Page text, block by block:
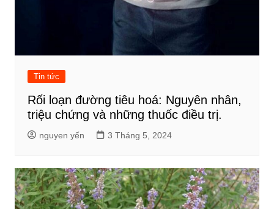
Tin tức
Rối loạn đường tiêu hoá: Nguyên nhân,
triệu chứng và những thuốc điều trị.
nguyen yến 3 Tháng 5, 2024